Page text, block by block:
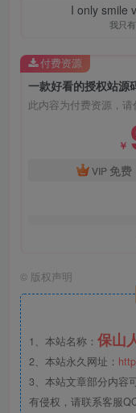
I only smile
我只
一款好看的授权站源
此内容为付费资源，请
￥
VIP 免费
付费资源
© 版权声明
1、本站名称： 保山
2、本站永久网址：
3、本站文章部分内容
有侵权，请联系客服